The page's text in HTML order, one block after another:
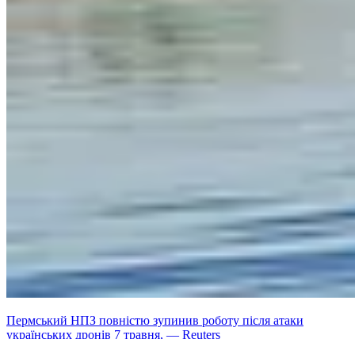
Пермський НПЗ повністю зупинив роботу після атаки
українських дронів 7 травня, — Reuters